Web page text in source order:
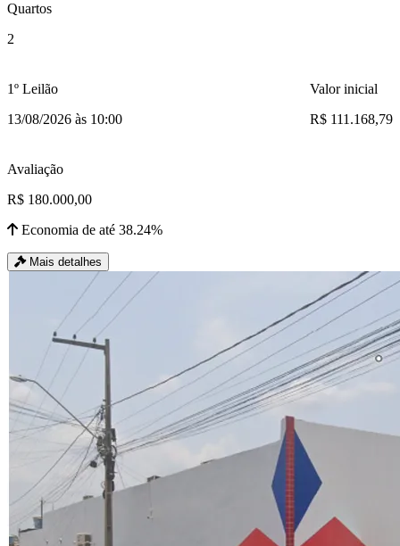
Quartos
2
1º Leilão
13/08/2026 às 10:00
Valor inicial
R$ 111.168,79
Avaliação
R$ 180.000,00
Economia de até 38.24%
Mais detalhes